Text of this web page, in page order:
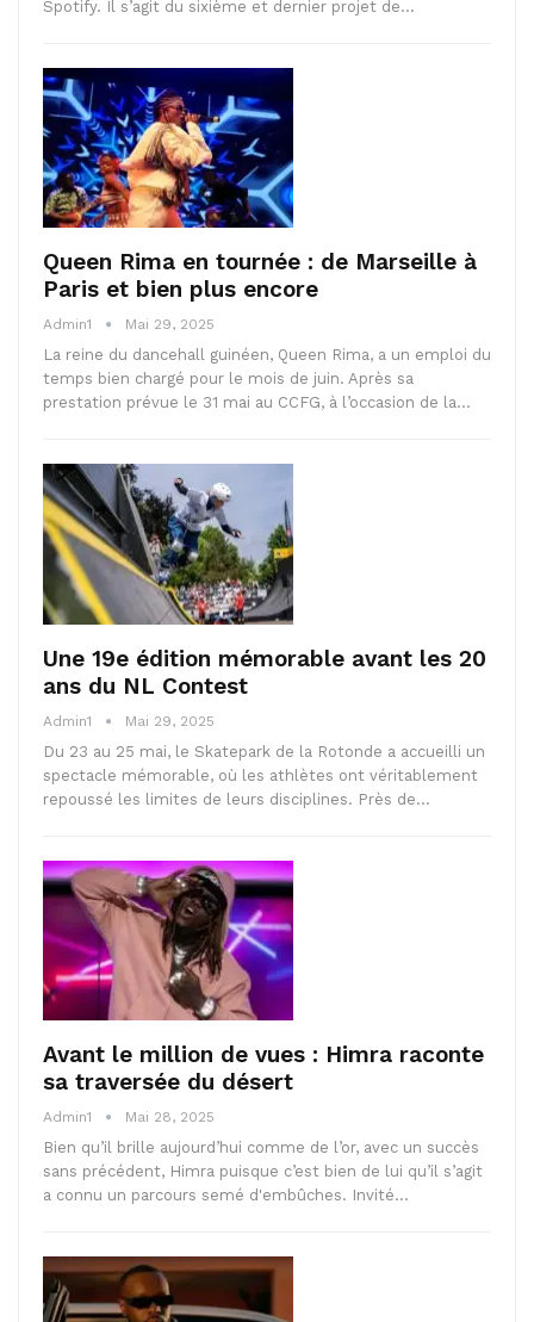
Spotify. Il s’agit du sixième et dernier projet de…
Queen Rima en tournée : de Marseille à
Paris et bien plus encore
Admin1 Mai 29, 2025
La reine du dancehall guinéen, Queen Rima, a un emploi du
temps bien chargé pour le mois de juin. Après sa
prestation prévue le 31 mai au CCFG, à l’occasion de la…
Une 19e édition mémorable avant les 20
ans du NL Contest
Admin1 Mai 29, 2025
Du 23 au 25 mai, le Skatepark de la Rotonde a accueilli un
spectacle mémorable, où les athlètes ont véritablement
repoussé les limites de leurs disciplines. Près de…
Avant le million de vues : Himra raconte
sa traversée du désert
Admin1 Mai 28, 2025
Bien qu’il brille aujourd’hui comme de l’or, avec un succès
sans précédent, Himra puisque c’est bien de lui qu’il s’agit
a connu un parcours semé d'embûches. Invité…